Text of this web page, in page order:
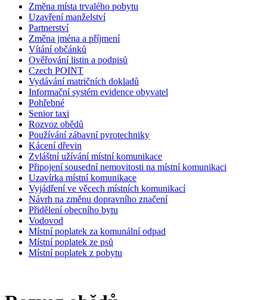
Změna místa trvalého pobytu
Uzavření manželství
Partnerství
Změna jména a příjmení
Vítání občánků
Ověřování listin a podpisů
Czech POINT
Vydávání matričních dokladů
Informační systém evidence obyvatel
Pohřebné
Senior taxi
Rozvoz obědů
Používání zábavní pyrotechniky
Kácení dřevin
Zvláštní užívání místní komunikace
Připojení sousední nemovitosti na místní komunikaci
Uzavírka místní komunikace
Vyjádření ve věcech místních komunikací
Návrh na změnu dopravního značení
Přidělení obecního bytu
Vodovod
Místní poplatek za komunální odpad
Místní poplatek ze psů
Místní poplatek z pobytu